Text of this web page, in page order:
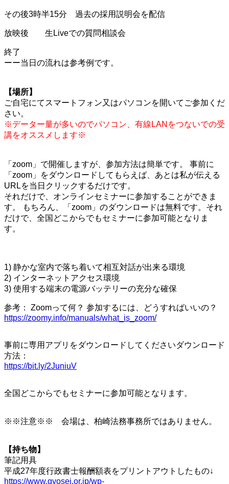
その後3時半15分 過去の採用説明会を配信
放映後 生Liveでの質問相談会
終了
ーー当日の流れは参考例です。
【場所】
ご自宅にてスマートフォン又はパソコンを開いてご参加くだ
さい。
※データー量が多いのでパソコン、有線LANをつないでの受
講をオススメします※
「zoom」で開催しますが、参加方法は簡単です。 事前に
「zoom」をダウンロードしてもらえば、あとは私が伝える
URLを当日クリックするだけです。
それだけで、オンラインセミナーに参加することができま
す。 もちろん、「zoom」のダウンロードは無料です。それ
だけで、全国どこからでもセミナーに参加可能となりま
す。
1) 静かな室内で落ち着いて相互対話が出来る環境
2) インターネットアクセス環境
3) 使用する端末の電源バッテリーの充分な確保
参考： Zoomって何？ 参加するには、どうすればいいの？
https://zoomy.info/manuals/what_is_zoom/
事前に専用アプリをダウンロードしてくださいダウンロード
方法：
https://bit.ly/2JuniuV
全国どこからでもセミナーに参加可能となります。
※※注意※※ 会場は、柏崎法務事務所ではありません。
【持ち物】
筆記用具
平成27年度行政書士報酬額表をプリントアウトしたもの↓
https://www.gyosei.or.jp/wp-